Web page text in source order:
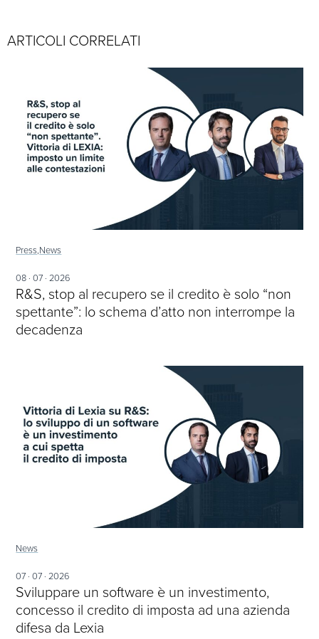
ARTICOLI CORRELATI
Press,News
08 · 07 · 2026
R&S, stop al recupero se il credito è solo “non
spettante”: lo schema d’atto non interrompe la
decadenza
News
07 · 07 · 2026
Sviluppare un software è un investimento,
concesso il credito di imposta ad una azienda
difesa da Lexia